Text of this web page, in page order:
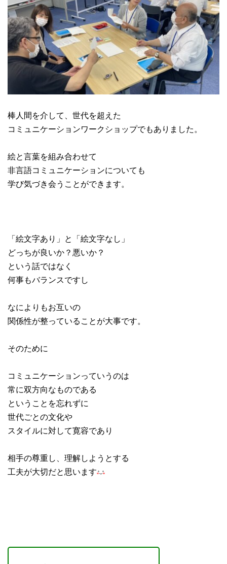
棒人間を介して、世代を超えた
コミュニケーションワークショップでもありました。
絵と言葉を組み合わせて
非言語コミュニケーションについても
学び気づき会うことができます。
「絵文字あり」と「絵文字なし」
どっちが良いか？悪いか？
という話ではなく
何事もバランスですし
なによりもお互いの
関係性が整っていることが大事です。
そのために
コミュニケーションっていうのは
常に双方向なものである
ということを忘れずに
世代ごとの文化や
スタイルに対して寛容であり
相手の尊重し、理解しようとする
工夫が大切だと思います